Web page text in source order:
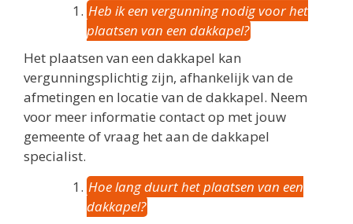
Heb ik een vergunning nodig voor het
plaatsen van een dakkapel?
Het plaatsen van een dakkapel kan
vergunningsplichtig zijn, afhankelijk van de
afmetingen en locatie van de dakkapel. Neem
voor meer informatie contact op met jouw
gemeente of vraag het aan de dakkapel
specialist.
Hoe lang duurt het plaatsen van een
dakkapel?